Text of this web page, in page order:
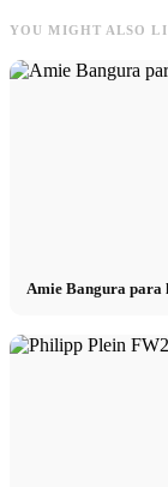
YOU MIGHT ALSO
Amie Bangura para